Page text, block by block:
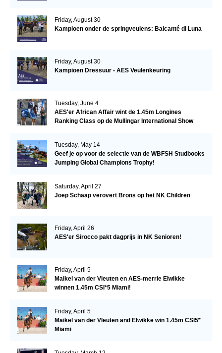
Friday, August 30
Kampioen onder de springveulens: Balcanté di Luna
Friday, August 30
Kampioen Dressuur - AES Veulenkeuring
Tuesday, June 4
AES'er African Affair wint de 1.45m Longines
Ranking Class op de Mullingar International Show
Tuesday, May 14
Geef je op voor de selectie van de WBFSH Studbooks
Jumping Global Champions Trophy!
Saturday, April 27
Joep Schaap verovert Brons op het NK Children
Friday, April 26
AES'er Sirocco pakt dagprijs in NK Senioren!
Friday, April 5
Maikel van der Vleuten en AES-merrie Elwikke
winnen 1.45m CSI*5 Miami!
Friday, April 5
Maikel van der Vleuten and Elwikke win 1.45m CSI5*
Miami